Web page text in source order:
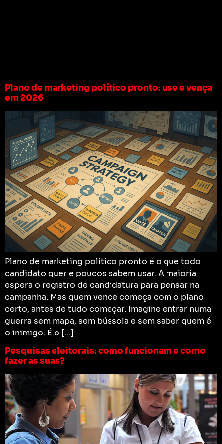
Plano de marketing político pronto: use e vença
em 2026
Plano de marketing político pronto é o que todo
candidato quer e poucos sabem usar. A maioria
espera o registro de candidatura para pensar na
campanha. Mas quem vence começa com o plano
certo, antes de tudo começar. Imagine entrar numa
guerra sem mapa, sem bússola e sem saber quem é
o inimigo. É o […]
Pesquisas eleitorais: como funcionam e como
fazer as suas?